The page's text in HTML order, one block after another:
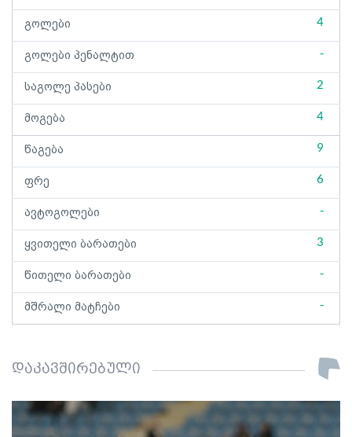
გოლები 4
გოლები პენალტით -
საგოლე პასები 2
მოგება 4
წაგება 9
ფრე 6
ავტოგოლები -
ყვითელი ბარათები 3
წითელი ბარათები -
მშრალი მატჩები -
დაკავშირებული